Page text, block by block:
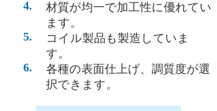
4
材質が均一で加工性に優れてい
ます。
5
コイル製品も製造していま
す。
6
各種の表面仕上げ、調質度が選
択できます。